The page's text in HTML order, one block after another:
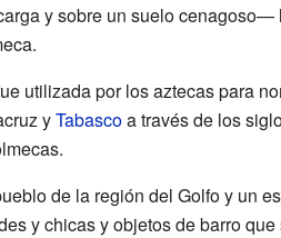
y sobre un suelo cenagoso—
utilizada por los aztecas para
yTabascoa través de los
de la región del Golfo y un
y chicas y objetos de barro